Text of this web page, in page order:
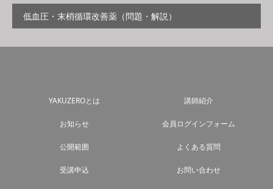
低血圧・末梢循環改善薬（問題・解説）
YAKUZEROとは 講師紹介
お知らせ 会員ログインフォーム
公開範囲 よくある質問
受講申込 お問い合わせ